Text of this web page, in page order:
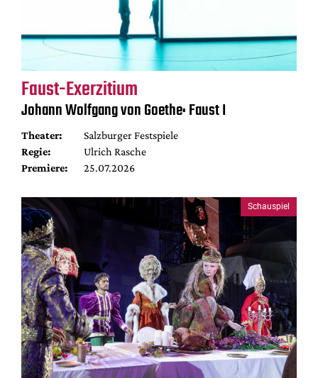
Faust-Exerzitium
Johann Wolfgang von Goethe: Faust I
Theater:
Salzburger Festspiele
Regie:
Ulrich Rasche
Premiere:
25.07.2026
Schauspiel